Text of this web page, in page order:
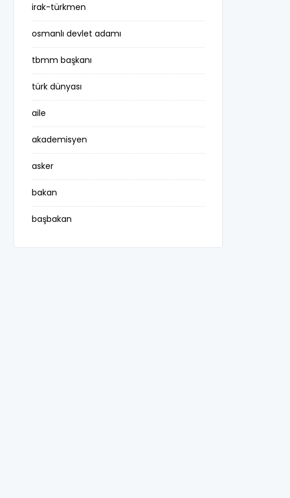
irak-türkmen
osmanlı devlet adamı
tbmm başkanı
türk dünyası
aile
akademisyen
asker
bakan
başbakan
belediye başkanı